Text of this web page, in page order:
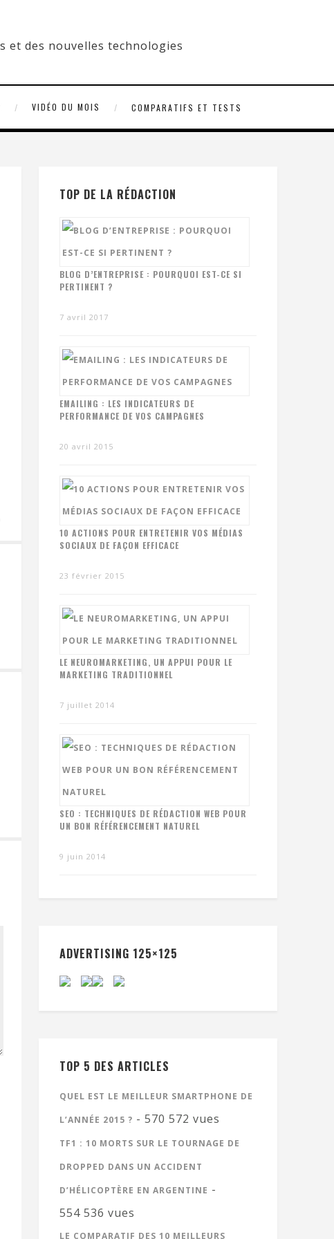
VIDÉO DU MOIS COMPARATIFS ET TESTS
TOP DE LA RÉDACTION
BLOG D’ENTREPRISE : POURQUOI EST-CE SI
PERTINENT ?
7 avril 2017
EMAILING : LES INDICATEURS DE
PERFORMANCE DE VOS CAMPAGNES
20 avril 2015
10 ACTIONS POUR ENTRETENIR VOS MÉDIAS
SOCIAUX DE FAÇON EFFICACE
23 février 2015
LE NEUROMARKETING, UN APPUI POUR LE
MARKETING TRADITIONNEL
7 juillet 2014
SEO : TECHNIQUES DE RÉDACTION WEB POUR
UN BON RÉFÉRENCEMENT NATUREL
9 juin 2014
ADVERTISING 125×125
TOP 5 DES ARTICLES
QUEL EST LE MEILLEUR SMARTPHONE DE
L’ANNÉE 2015 ? - 570 572 vues
TF1 : 10 MORTS SUR LE TOURNAGE DE
DROPPED DANS UN ACCIDENT
D’HÉLICOPTÈRE EN ARGENTINE -
554 536 vues
LE COMPARATIF DES 10 MEILLEURS